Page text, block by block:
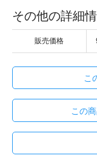
その他の詳細
販売価格
こ
この